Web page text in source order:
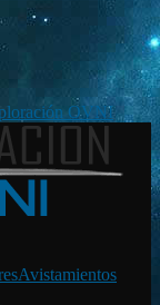
OVNI
Avistamientos